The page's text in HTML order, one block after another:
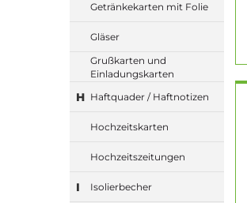
Getränkekarten mit Folie
Gläser
Grußkarten und
Einladungskarten
H Haftquader / Haftnotizen
Hochzeitskarten
Hochzeitszeitungen
I Isolierbecher